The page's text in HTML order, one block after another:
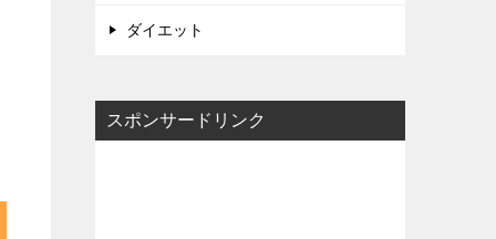
ダイエット
スポンサードリンク